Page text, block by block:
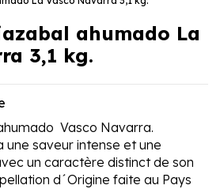
ahumado La
3,1 kg.
Vasco Navarra.
saveur intense et une
un caractère distinct de son
d´Origine faite au Pays